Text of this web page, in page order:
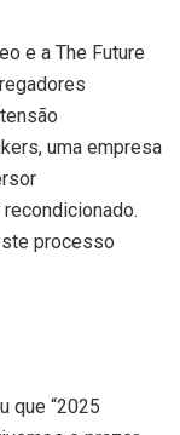
e a The Future
uma empresa
processo
que “2025